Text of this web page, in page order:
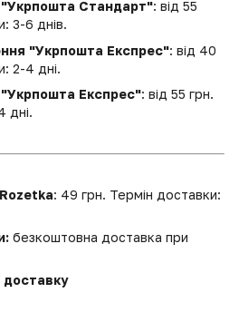
Стандарт": від 55
3-6 днів.
"Укрпошта Експрес": від 40
2-4 дні.
Експрес": від 55 грн.
дні.
: 49 грн. Термін доставки:
безкоштовна доставка при
доставку